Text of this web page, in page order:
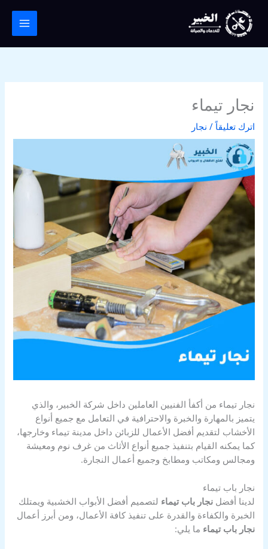
المحتوى
نجار تيماء
اترك تعليقاً / نجار
نجار تيماء من أكفأ الفنيين العاملين داخل شركة الخبير، والذي
يتميز بالمهارة والخبرة والاحترافية في التعامل مع جميع أنواع
الأخشاب لتقديم أفضل الأعمال للزبائن داخل مدينة تيماء وخارجها،
كما يمكنه القيام بتنفيذ جميع أنواع الأثاث من غرف نوم ومعيشة
ومجالس ومكاتب ومطابخ وجميع أعمال النجارة.
نجار باب تيماء
لدينا أفضلنجار باب تيماء لتصميم أفضل الأبواب الخشبية ويمتلك
الخبرة والكفاءة والقدرة على تنفيذ كافة الأعمال، ومن أبرز أعمال
نجار باب تيماء ما يلي: